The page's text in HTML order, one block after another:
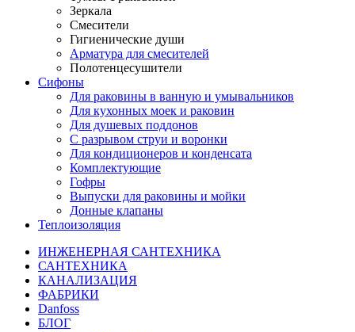
Зеркала
Смесители
Гигиенические души
Арматура для смесителей
Полотенцесушители
Сифоны
Для раковины в ванную и умывальников
Для кухонных моек и раковин
Для душевых поддонов
С разрывом струи и воронки
Для кондиционеров и конденсата
Комплектующие
Гофры
Выпуски для раковины и мойки
Донные клапаны
Теплоизоляция
ИНЖЕНЕРНАЯ САНТЕХНИКА
САНТЕХНИКА
КАНАЛИЗАЦИЯ
ФАБРИКИ
Danfoss
БЛОГ